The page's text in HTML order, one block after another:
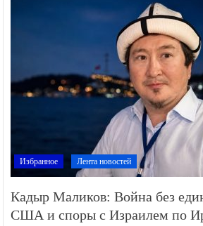
Избранное Лента новостей
Кадыр Маликов: Война без
США и споры с Израилем по